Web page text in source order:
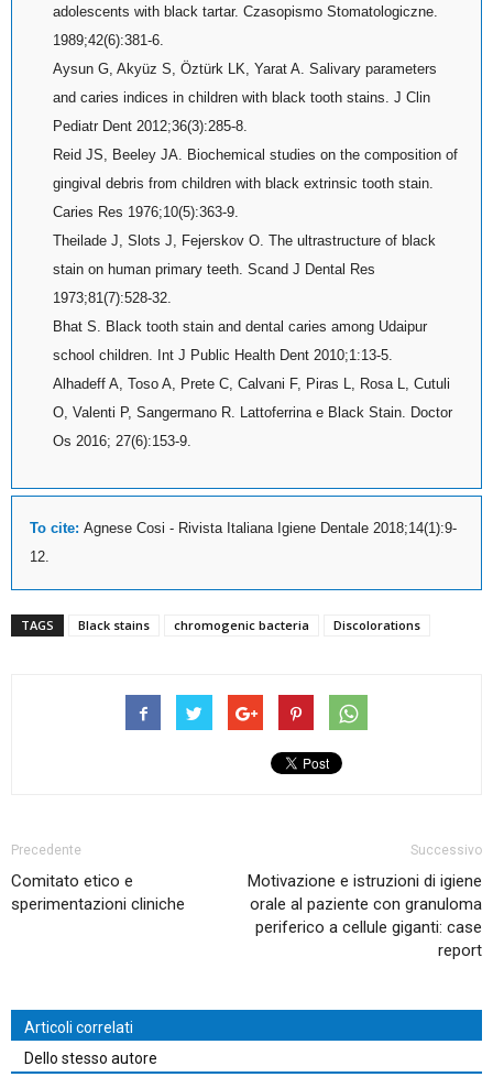
adolescents with black tartar. Czasopismo Stomatologiczne.
1989;42(6):381-6.
Aysun G, Akyüz S, Öztürk LK, Yarat A. Salivary parameters
and caries indices in children with black tooth stains. J Clin
Pediatr Dent 2012;36(3):285-8.
Reid JS, Beeley JA. Biochemical studies on the composition of
gingival debris from children with black extrinsic tooth stain.
Caries Res 1976;10(5):363-9.
Theilade J, Slots J, Fejerskov O. The ultrastructure of black
stain on human primary teeth. Scand J Dental Res
1973;81(7):528-32.
Bhat S. Black tooth stain and dental caries among Udaipur
school children. Int J Public Health Dent 2010;1:13-5.
Alhadeff A, Toso A, Prete C, Calvani F, Piras L, Rosa L, Cutuli
O, Valenti P, Sangermano R. Lattoferrina e Black Stain. Doctor
Os 2016; 27(6):153-9.
To cite: Agnese Cosi - Rivista Italiana Igiene Dentale 2018;14(1):9-
12.
TAGS Black stains chromogenic bacteria Discolorations
Precedente
Comitato etico e
sperimentazioni cliniche
Successivo
Motivazione e istruzioni di igiene
orale al paziente con granuloma
periferico a cellule giganti: case
report
Articoli correlati
Dello stesso autore